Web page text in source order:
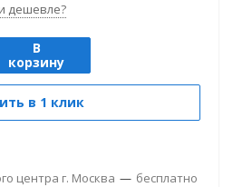
дешевле?
В
корзину
в 1 клик
центра г. Москва — бесплатно